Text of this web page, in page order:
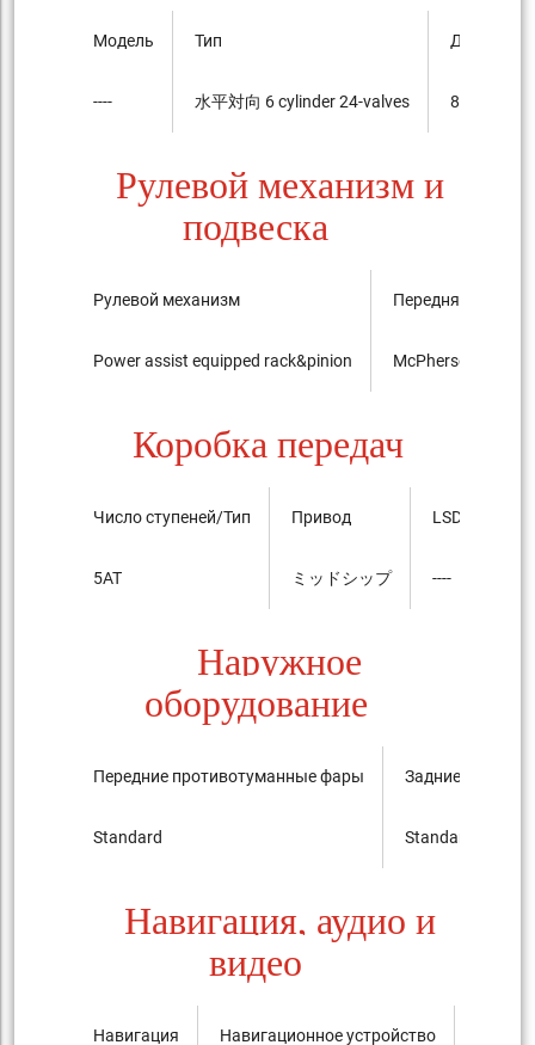
Модель
----
Тип
水平対向 6 cylinder 24-valves
Диаметр
Рулевой механизм и
подвеска
Рулевой механизм
Power assist equipped rack&pinion
Передняя
McPherson Strut
Коробка передач
Число ступеней/Тип
5AT
Привод
ミッドシップ
LSD
----
Наружное
оборудование
Передние противотуманные фары
Standard
Задние
Standard
Навигация, аудио и
видео
Навигация Навигационное устройство